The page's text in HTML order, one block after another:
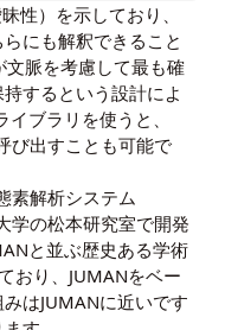
性）を示しており、
にも解釈できること
文脈を考慮して最も確
するという設計によ
ブラリを使うと、
び出すことも可能で
素解析システム
学の松本研究室で開発
と並ぶ歴史ある学術
おり、JUMANをベー
はJUMANに近いです